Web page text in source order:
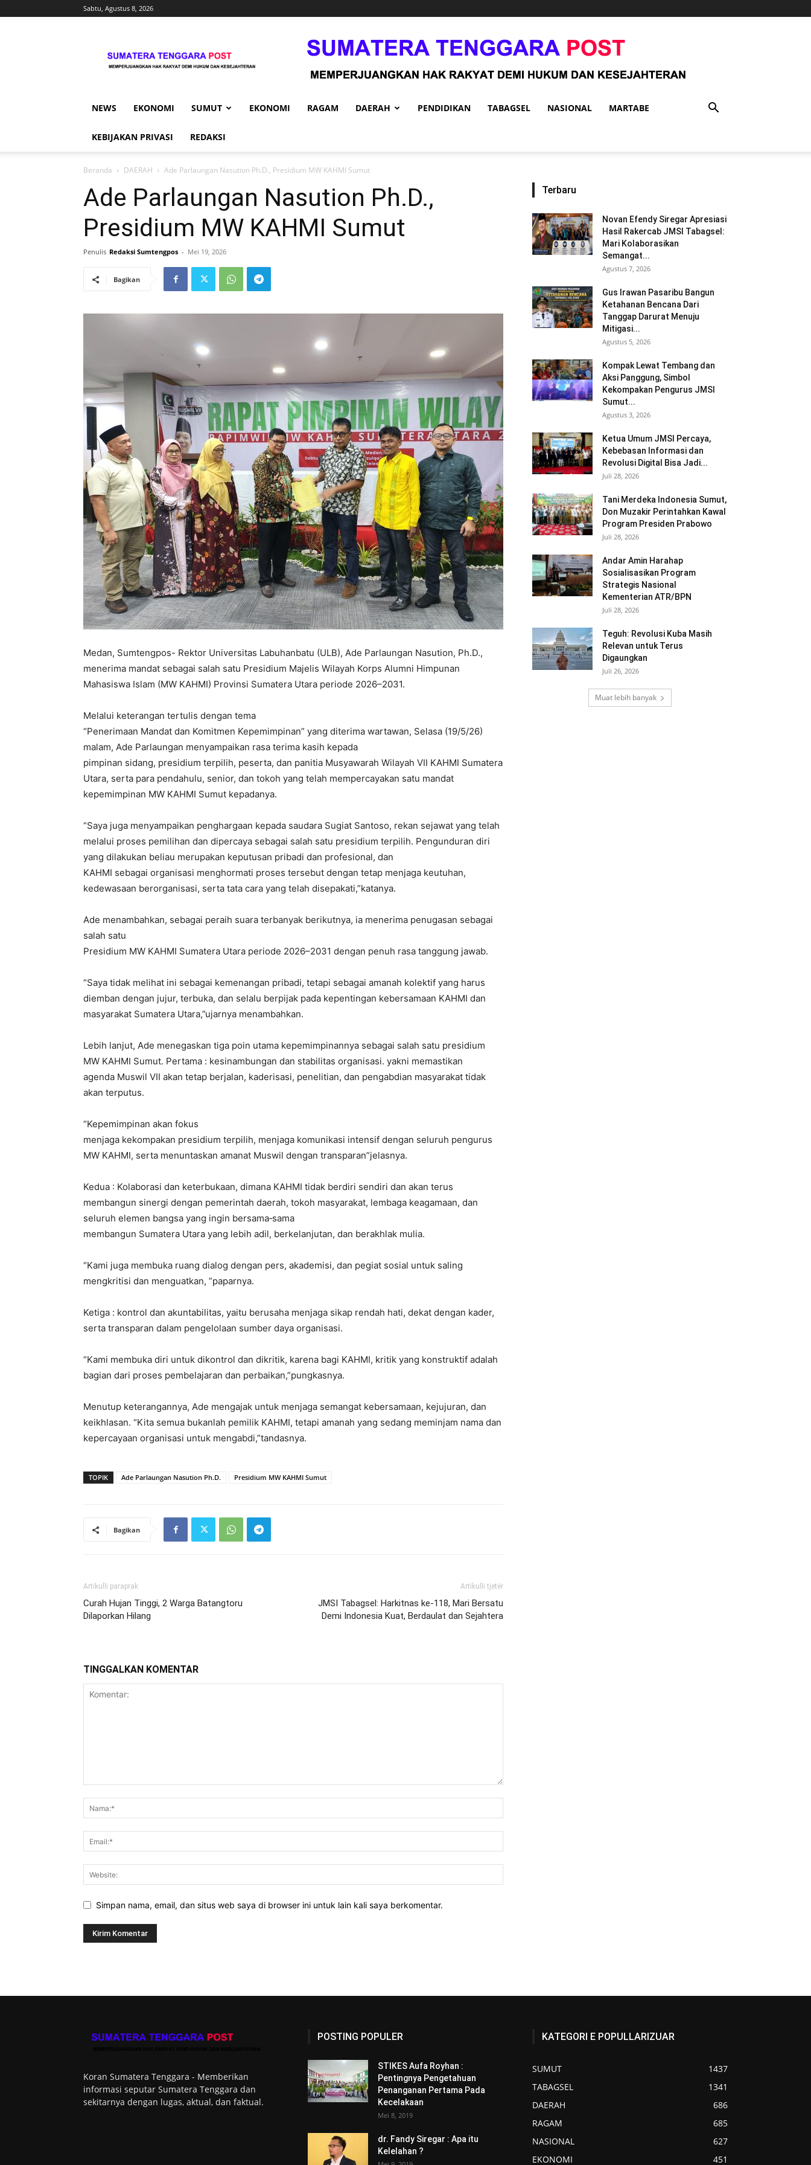
Sabtu, Agustus 8, 2026
NEWS EKONOMI SUMUT EKONOMI RAGAM DAERAH PENDIDIKAN TABAGSEL NASIONAL MARTABE
KEBIJAKAN PRIVASI REDAKSI
Beranda DAERAH Ade Parlaungan Nasution Ph.D., Presidium MW KAHMI Sumut
Ade Parlaungan Nasution Ph.D.,
Presidium MW KAHMI Sumut
Penulis Redaksi Sumtengpos - Mei 19, 2026
Bagikan
Medan, Sumtengpos- Rektor Universitas Labuhanbatu (ULB), Ade Parlaungan Nasution, Ph.D.,
menerima mandat sebagai salah satu Presidium Majelis Wilayah Korps Alumni Himpunan
Mahasiswa Islam (MW KAHMI) Provinsi Sumatera Utara periode 2026–2031.
Melalui keterangan tertulis dengan tema
“Penerimaan Mandat dan Komitmen Kepemimpinan” yang diterima wartawan, Selasa (19/5/26)
malam, Ade Parlaungan menyampaikan rasa terima kasih kepada
pimpinan sidang, presidium terpilih, peserta, dan panitia Musyawarah Wilayah VII KAHMI Sumatera
Utara, serta para pendahulu, senior, dan tokoh yang telah mempercayakan satu mandat
kepemimpinan MW KAHMI Sumut kepadanya.
“Saya juga menyampaikan penghargaan kepada saudara Sugiat Santoso, rekan sejawat yang telah
melalui proses pemilihan dan dipercaya sebagai salah satu presidium terpilih. Pengunduran diri
yang dilakukan beliau merupakan keputusan pribadi dan profesional, dan
KAHMI sebagai organisasi menghormati proses tersebut dengan tetap menjaga keutuhan,
kedewasaan berorganisasi, serta tata cara yang telah disepakati,”katanya.
Ade menambahkan, sebagai peraih suara terbanyak berikutnya, ia menerima penugasan sebagai
salah satu
Presidium MW KAHMI Sumatera Utara periode 2026–2031 dengan penuh rasa tanggung jawab.
“Saya tidak melihat ini sebagai kemenangan pribadi, tetapi sebagai amanah kolektif yang harus
diemban dengan jujur, terbuka, dan selalu berpijak pada kepentingan kebersamaan KAHMI dan
masyarakat Sumatera Utara,”ujarnya menambahkan.
Lebih lanjut, Ade menegaskan tiga poin utama kepemimpinannya sebagai salah satu presidium
MW KAHMI Sumut. Pertama : kesinambungan dan stabilitas organisasi. yakni memastikan
agenda Muswil VII akan tetap berjalan, kaderisasi, penelitian, dan pengabdian masyarakat tidak
akan terputus.
“Kepemimpinan akan fokus
menjaga kekompakan presidium terpilih, menjaga komunikasi intensif dengan seluruh pengurus
MW KAHMI, serta menuntaskan amanat Muswil dengan transparan”jelasnya.
Kedua : Kolaborasi dan keterbukaan, dimana KAHMI tidak berdiri sendiri dan akan terus
membangun sinergi dengan pemerintah daerah, tokoh masyarakat, lembaga keagamaan, dan
seluruh elemen bangsa yang ingin bersama‑sama
membangun Sumatera Utara yang lebih adil, berkelanjutan, dan berakhlak mulia.
“Kami juga membuka ruang dialog dengan pers, akademisi, dan pegiat sosial untuk saling
mengkritisi dan menguatkan, ”paparnya.
Ketiga : kontrol dan akuntabilitas, yaitu berusaha menjaga sikap rendah hati, dekat dengan kader,
serta transparan dalam pengelolaan sumber daya organisasi.
“Kami membuka diri untuk dikontrol dan dikritik, karena bagi KAHMI, kritik yang konstruktif adalah
bagian dari proses pembelajaran dan perbaikan,”pungkasnya.
Menutup keterangannya, Ade mengajak untuk menjaga semangat kebersamaan, kejujuran, dan
keikhlasan. “Kita semua bukanlah pemilik KAHMI, tetapi amanah yang sedang meminjam nama dan
kepercayaan organisasi untuk mengabdi,”tandasnya.
TOPIK Ade Parlaungan Nasution Ph.D. Presidium MW KAHMI Sumut
Bagikan
Artikulli paraprak
Curah Hujan Tinggi, 2 Warga Batangtoru
Dilaporkan Hilang
Artikulli tjetër
JMSI Tabagsel: Harkitnas ke-118, Mari Bersatu
Demi Indonesia Kuat, Berdaulat dan Sejahtera
TINGGALKAN KOMENTAR
Simpan nama, email, dan situs web saya di browser ini untuk lain kali saya berkomentar.
Terbaru
Novan Efendy Siregar Apresiasi
Hasil Rakercab JMSI Tabagsel:
Mari Kolaborasikan
Semangat...
Agustus 7, 2026
Gus Irawan Pasaribu Bangun
Ketahanan Bencana Dari
Tanggap Darurat Menuju
Mitigasi...
Agustus 5, 2026
Kompak Lewat Tembang dan
Aksi Panggung, Simbol
Kekompakan Pengurus JMSI
Sumut...
Agustus 3, 2026
Ketua Umum JMSI Percaya,
Kebebasan Informasi dan
Revolusi Digital Bisa Jadi...
Juli 28, 2026
Tani Merdeka Indonesia Sumut,
Don Muzakir Perintahkan Kawal
Program Presiden Prabowo
Juli 28, 2026
Andar Amin Harahap
Sosialisasikan Program
Strategis Nasional
Kementerian ATR/BPN
Juli 28, 2026
Teguh: Revolusi Kuba Masih
Relevan untuk Terus
Digaungkan
Juli 26, 2026
Muat lebih banyak
Koran Sumatera Tenggara - Memberikan
informasi seputar Sumatera Tenggara dan
sekitarnya dengan lugas, aktual, dan faktual.
POSTING POPULER
STIKES Aufa Royhan :
Pentingnya Pengetahuan
Penanganan Pertama Pada
Kecelakaan
Mei 8, 2019
dr. Fandy Siregar : Apa itu
Kelelahan ?
KATEGORI E POPULLARIZUAR
SUMUT
1437
TABAGSEL
1341
DAERAH
686
RAGAM
685
NASIONAL
627
EKONOMI
451